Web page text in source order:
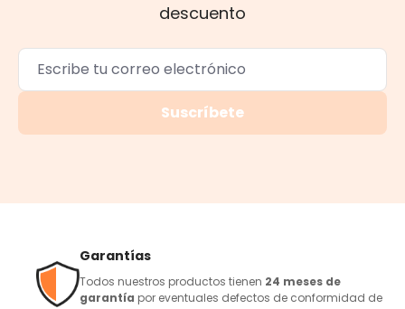
descuento
Suscríbete
Garantías
Todos nuestros productos tienen 24 meses de
garantía por eventuales defectos de conformidad de